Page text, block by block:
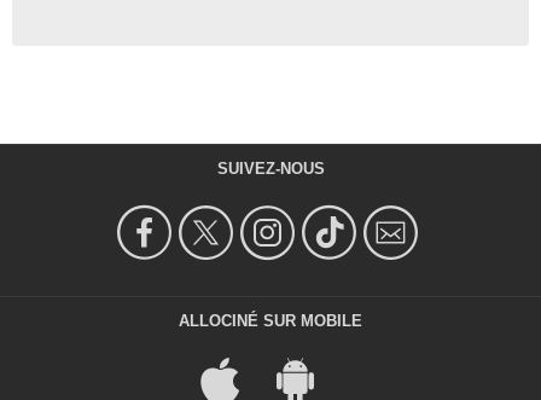
SUIVEZ-NOUS
ALLOCINÉ SUR MOBILE